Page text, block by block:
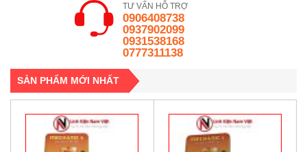
TƯ VẤN HỖ TRỢ
0906408738
0937902099
0931538168
0777311138
SẢN PHẨM MỚI NHẤT